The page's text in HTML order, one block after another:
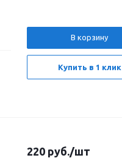
В корзину
Купить в 1 клик
220 руб./шт